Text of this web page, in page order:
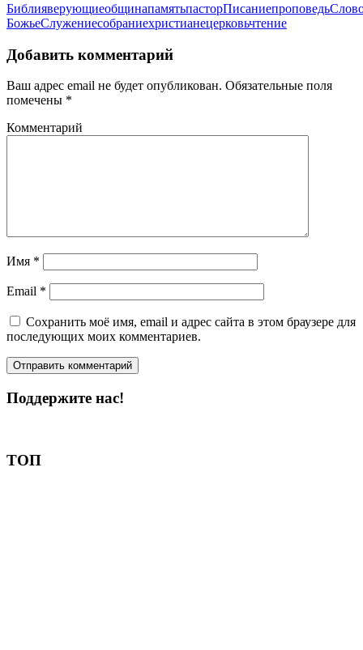
БиблияверующиеобщинапамятьпасторПисаниепроповедь
БожьеСлужениесобраниехристианецерковьчтение
Добавить комментарий
Ваш адрес email не будет опубликован. Обязательные поля
помечены *
Комментарий
Имя *
Email *
Сохранить моё имя, email и адрес сайта в этом браузере для
последующих моих комментариев.
Поддержите нас!
ТОП